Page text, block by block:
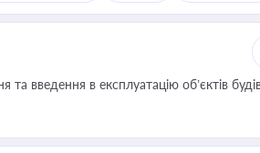
введення в експлуатацію об’єктів